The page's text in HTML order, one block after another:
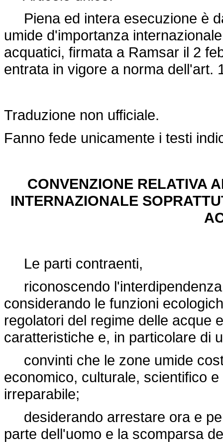
Piena ed intera esecuzione è
umide d'importanza
acquatici, firmata a Ramsar il 2
entrata in vigore a norma dell'art.
Traduzione non ufficiale.
Fanno fede unicamente i testi
CONVENZIONE RELATIVA
INTERNAZIONALE
Le parti contraenti,
riconoscendo
considerando le funzioni
regolatori del regime delle acque
caratteristiche e, in particolare di
convinti che le zone umide
economico, culturale, scientifico
irreparabile;
desiderando arrestare ora e
parte dell'uomo e la scomparsa